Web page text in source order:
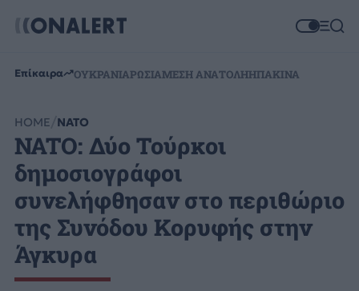
Επίκαιρα ΟΥΚΡΑΝΙΑΡΩΣΙΑΜΕΣΗ ΑΝΑΤΟΛΗΗΠΑΚΙΝΑ
HOME ΝΑΤΟ
NATO: Δύο Τούρκοι
δημοσιογράφοι
συνελήφθησαν στο περιθώριο
της Συνόδου Κορυφής στην
Άγκυρα